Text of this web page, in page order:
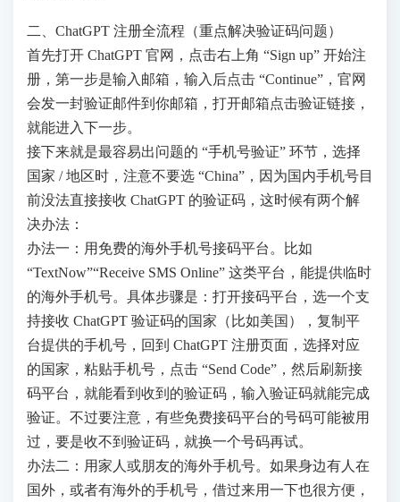
二、ChatGPT 注册全流程（重点解决验证码问题）
首先打开 ChatGPT 官网，点击右上角 “Sign up” 开始注
册，第一步是输入邮箱，输入后点击 “Continue”，官网
会发一封验证邮件到你邮箱，打开邮箱点击验证链接，
就能进入下一步。
接下来就是最容易出问题的 “手机号验证” 环节，选择
国家 / 地区时，注意不要选 “China”，因为国内手机号目
前没法直接接收 ChatGPT 的验证码，这时候有两个解
决办法：
办法一：用免费的海外手机号接码平台。比如
“TextNow”“Receive SMS Online” 这类平台，能提供临时
的海外手机号。具体步骤是：打开接码平台，选一个支
持接收 ChatGPT 验证码的国家（比如美国），复制平
台提供的手机号，回到 ChatGPT 注册页面，选择对应
的国家，粘贴手机号，点击 “Send Code”，然后刷新接
码平台，就能看到收到的验证码，输入验证码就能完成
验证。不过要注意，有些免费接码平台的号码可能被用
过，要是收不到验证码，就换一个号码再试。
办法二：用家人或朋友的海外手机号。如果身边有人在
国外，或者有海外的手机号，借过来用一下也很方便，